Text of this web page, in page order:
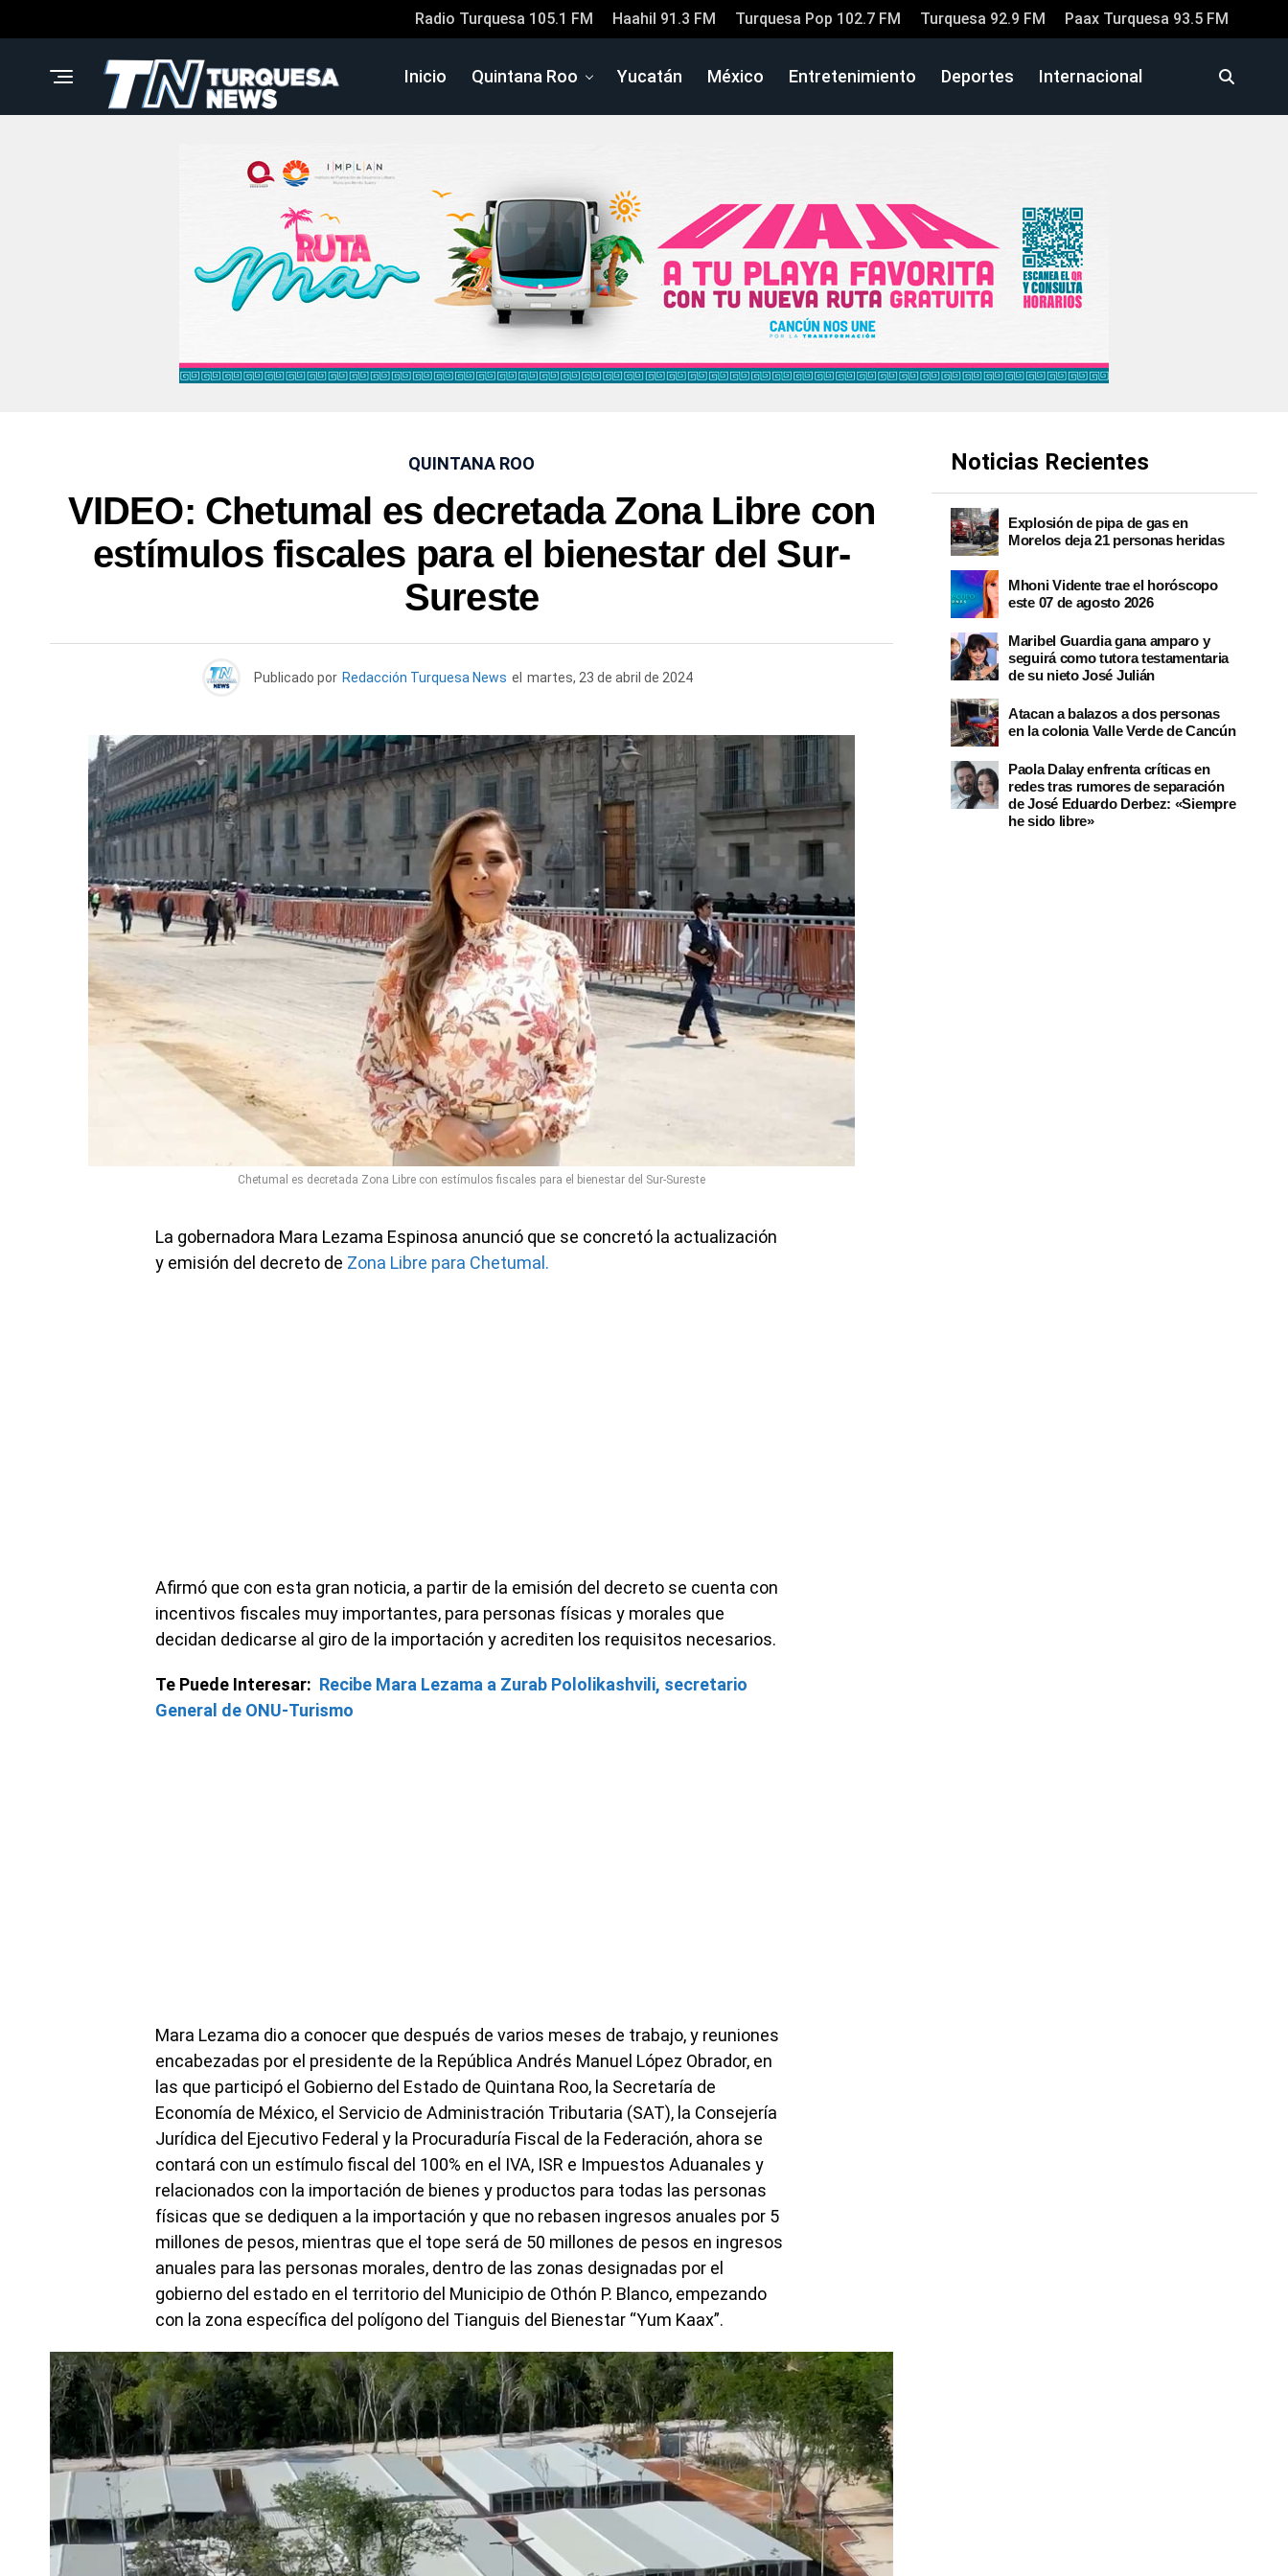
Radio Turquesa 105.1 FM Haahil 91.3 FM Turquesa Pop 102.7 FM Turquesa 92.9 FM Paax Turquesa 93.5 FM
Inicio Quintana Roo Yucatán México Entretenimiento Deportes Internacional
QUINTANA ROO
VIDEO: Chetumal es decretada Zona Libre con
estímulos fiscales para el bienestar del Sur-
Sureste
Publicado por Redacción Turquesa News el martes, 23 de abril de 2024
Chetumal es decretada Zona Libre con estímulos fiscales para el bienestar del Sur-Sureste
La gobernadora Mara Lezama Espinosa anunció que se concretó la actualización
y emisión del decreto de Zona Libre para Chetumal.
Afirmó que con esta gran noticia, a partir de la emisión del decreto se cuenta con
incentivos fiscales muy importantes, para personas físicas y morales que
decidan dedicarse al giro de la importación y acrediten los requisitos necesarios.
Te Puede Interesar: Recibe Mara Lezama a Zurab Pololikashvili, secretario
General de ONU-Turismo
Mara Lezama dio a conocer que después de varios meses de trabajo, y reuniones
encabezadas por el presidente de la República Andrés Manuel López Obrador, en
las que participó el Gobierno del Estado de Quintana Roo, la Secretaría de
Economía de México, el Servicio de Administración Tributaria (SAT), la Consejería
Jurídica del Ejecutivo Federal y la Procuraduría Fiscal de la Federación, ahora se
contará con un estímulo fiscal del 100% en el IVA, ISR e Impuestos Aduanales y
relacionados con la importación de bienes y productos para todas las personas
físicas que se dediquen a la importación y que no rebasen ingresos anuales por 5
millones de pesos, mientras que el tope será de 50 millones de pesos en ingresos
anuales para las personas morales, dentro de las zonas designadas por el
gobierno del estado en el territorio del Municipio de Othón P. Blanco, empezando
con la zona específica del polígono del Tianguis del Bienestar “Yum Kaax”.
Noticias Recientes
Explosión de pipa de gas en
Morelos deja 21 personas heridas
Mhoni Vidente trae el horóscopo
este 07 de agosto 2026
Maribel Guardia gana amparo y
seguirá como tutora testamentaria
de su nieto José Julián
Atacan a balazos a dos personas
en la colonia Valle Verde de Cancún
Paola Dalay enfrenta críticas en
redes tras rumores de separación
de José Eduardo Derbez: «Siempre
he sido libre»